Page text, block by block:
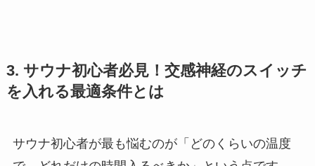
3. サウナ初心者必見！交感神経のスイッチ
を入れる最適条件とは
サウナ初心者が最も悩むのが「どのくらいの温度